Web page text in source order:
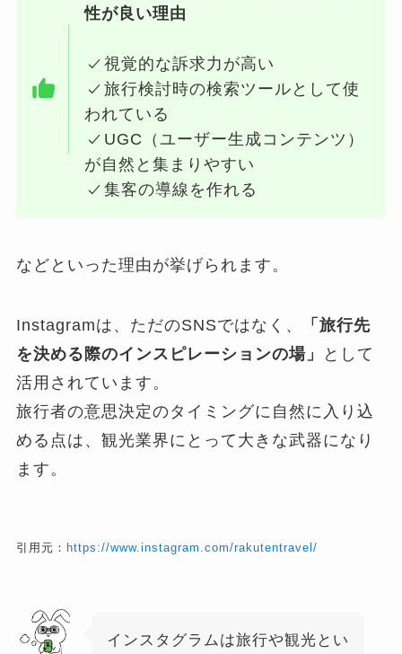
性が良い理由
視覚的な訴求力が高い
旅行検討時の検索ツールとして使
われている
UGC（ユーザー生成コンテンツ）
が自然と集まりやすい
集客の導線を作れる
などといった理由が挙げられます。
Instagramは、ただのSNSではなく、
「旅行先
を決める際のインスピレーションの場」
として
活用されています。
旅行者の意思決定のタイミングに自然に入り込
める点は、観光業界にとって大きな武器になり
ます。
引用元： https://www.instagram.com/rakutentravel/
インスタグラムは旅行や観光とい